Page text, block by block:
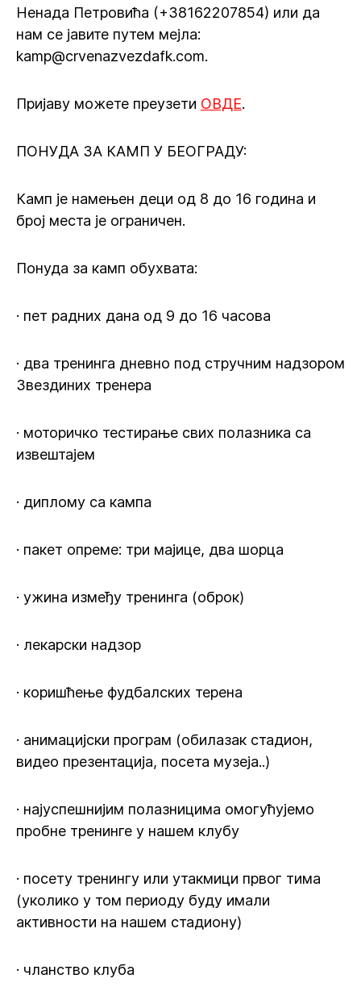
Ненада Петровића (+38162207854) или да
нам се јавите путем мејла:
kamp@crvenazvezdafk.com.
Пријаву можете преузети ОВДЕ.
ПОНУДА ЗА КАМП У БЕОГРАДУ:
Камп је намењен деци од 8 до 16 година и
број места је ограничен.
Понуда за камп обухвата:
· пет радних дана од 9 до 16 часова
· два тренинга дневно под стручним надзором
Звездиних тренера
· моторичко тестирање свих полазника са
извештајем
· диплому са кампа
· пакет опреме: три мајице, два шорца
· ужина између тренинга (оброк)
· лекарски надзор
· коришћење фудбалских терена
· анимацијски програм (обилазак стадион,
видео презентација, посета музеја..)
· најуспешнијим полазницима омогућујемо
пробне тренинге у нашем клубу
· посету тренингу или утакмици првог тима
(уколико у том периоду буду имали
активности на нашем стадиону)
· чланство клуба